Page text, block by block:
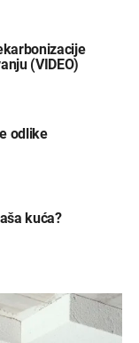
(VIDEO)
odlike
kuća?